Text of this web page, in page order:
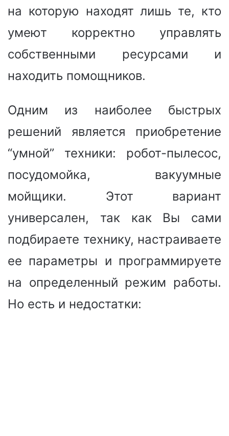
на которую находят лишь те, кто
умеют корректно управлять
собственными ресурсами и
находить помощников.
Одним из наиболее быстрых
решений является приобретение
“умной” техники: робот-пылесос,
посудомойка, вакуумные
мойщики. Этот вариант
универсален, так как Вы сами
подбираете технику, настраиваете
ее параметры и программируете
на определенный режим работы.
Но есть и недостатки: